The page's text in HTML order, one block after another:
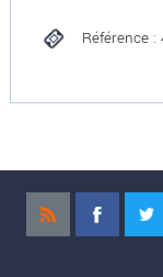
Référence :